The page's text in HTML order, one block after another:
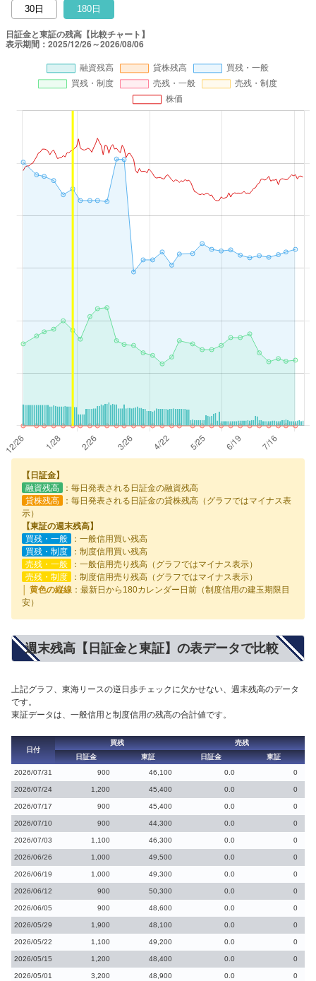
30日 180日
【日証金】
融資残高
：毎日発表される日証金の融資残高
貸株残高
：毎日発表される日証金の貸株残高（グラフではマイナス表
示）
【東証の週末残高】
買残・一般
：一般信用買い残高
買残・制度
：制度信用買い残高
売残・一般
：一般信用売り残高（グラフではマイナス表示）
売残・制度
：制度信用売り残高（グラフではマイナス表示）
│ 黄色の縦線 ：最新日から180カレンダー日前（制度信用の建玉期限目
安）
週末残高【日証金と東証】の表データで比較
上記グラフ、東海リースの逆日歩チェックに欠かせない、週末残高のデータ
です。
東証データは、一般信用と制度信用の残高の合計値です。
日付
買残
売残
日証金
東証 日証金
東証
2026/07/31
900 46,100 0.0 0
2026/07/24 1,200 45,400 0.0 0
2026/07/17 900 45,400 0.0 0
2026/07/10 900 44,300 0.0 0
2026/07/03 1,100 46,300 0.0 0
2026/06/26 1,000 49,500 0.0 0
2026/06/19 1,000 49,300 0.0 0
2026/06/12 900 50,300 0.0 0
2026/06/05 900 48,600 0.0 0
2026/05/29 1,900 48,100 0.0 0
2026/05/22 1,100 49,200 0.0 0
2026/05/15 1,200 48,400 0.0 0
2026/05/01 3,200 48,900 0.0 0